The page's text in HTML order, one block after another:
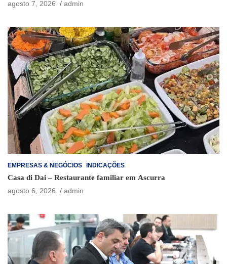
agosto 7, 2026
admin
EMPRESAS & NEGÓCIOS INDICAÇÕES
Casa di Dai – Restaurante familiar em Ascurra
agosto 6, 2026
admin